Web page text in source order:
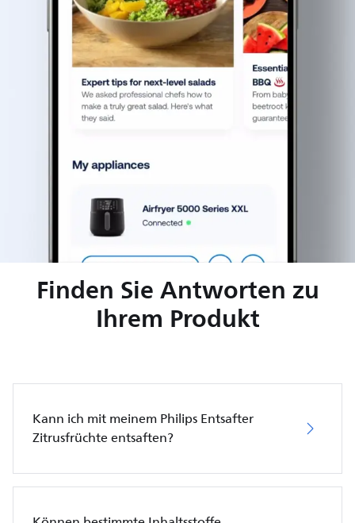
Finden Sie Antworten zu
Ihrem Produkt
Kann ich mit meinem Philips Entsafter
Zitrusfrüchte entsaften?